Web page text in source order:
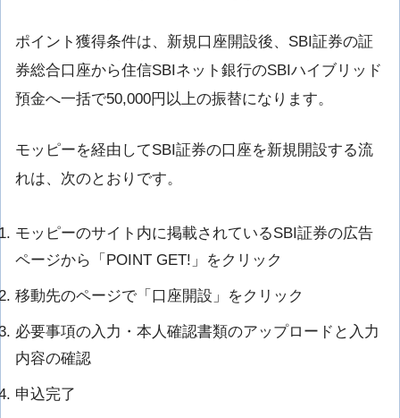
ポイント獲得条件は、新規口座開設後、SBI証券の証
券総合口座から住信SBIネット銀行のSBIハイブリッド
預金へ一括で50,000円以上の振替になります。
モッピーを経由してSBI証券の口座を新規開設する流
れは、次のとおりです。
モッピーのサイト内に掲載されているSBI証券の広告
ページから「POINT GET!」をクリック
移動先のページで「口座開設」をクリック
必要事項の入力・本人確認書類のアップロードと入力
内容の確認
申込完了